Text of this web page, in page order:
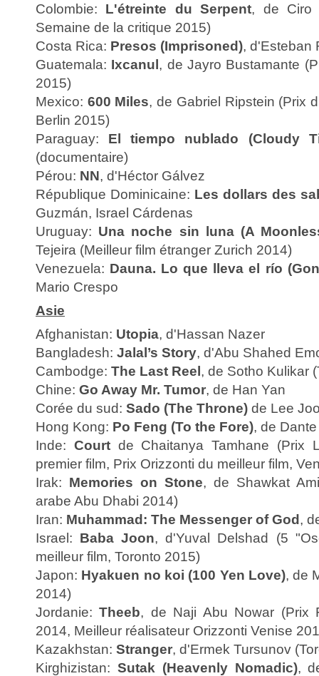
Colombie: L'étreinte du Serpent, de Ciro
Semaine de la critique 2015)
Costa Rica: Presos (Imprisoned), d'Esteban
Guatemala: Ixcanul, de Jayro Bustamante
2015)
Mexico: 600 Miles, de Gabriel Ripstein (Prix
Berlin 2015)
Paraguay: El tiempo nublado (Cloudy
(documentaire)
Pérou: NN, d'Héctor Gálvez
République Dominicaine: Les dollars des
Guzmán, Israel Cárdenas
Uruguay: Una noche sin luna (A
Tejeira (Meilleur film étranger Zurich 2014)
Venezuela: Dauna. Lo que lleva el río
Mario Crespo
Asie
Afghanistan: Utopia, d'Hassan Nazer
Bangladesh: Jalal’s Story, d'Abu Shahed
Cambodge: The Last Reel, de Sotho Kulikar
Chine: Go Away Mr. Tumor, de Han Yan
Corée du sud: Sado (The Throne) de Lee
Hong Kong: Po Feng (To the Fore), de
Inde: Courtde Chaitanya Tamhane (Prix
premier film, Prix Orizzonti du meilleur film,
Irak: Memories on Stone, de Shawkat
arabe Abu Dhabi 2014)
Iran: Muhammad: The Messenger of God,
Israel: Baba Joon, d'Yuval Delshad (5
meilleur film, Toronto 2015)
Japon: Hyakuen no koi (100 Yen Love), de
2014)
Jordanie:Theeb, de Naji Abu Nowar (Prix
2014, Meilleur réalisateur Orizzonti Venise
Kazakhstan: Stranger, d'Ermek Tursunov
Kirghizistan: Sutak (Heavenly Nomadic),